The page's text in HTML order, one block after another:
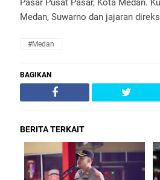
Pasar Pusat Pasar, Kota Medan.
Medan, Suwarno dan jajaran
#Medan
BAGIKAN
BERITA TERKAIT